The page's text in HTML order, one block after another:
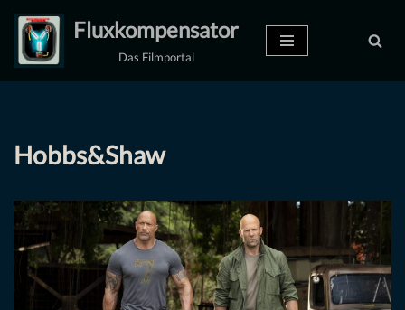
Zum
Inhalt
Fluxkompensator
Das Filmportal
Hobbs&Shaw